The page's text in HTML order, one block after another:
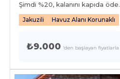
Şimdi %20, kalanını kapıda öde.
Jakuzili Havuz Alanı Korunaklı
₺9.000 'den başlayan fiyatlarla